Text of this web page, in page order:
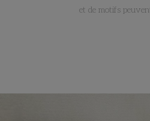
et de motifs